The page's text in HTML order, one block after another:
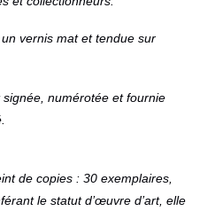
vernis mat et tendue sur
signée, numérotée et fournie
de copies : 30 exemplaires,
le statut d’œuvre d’art, elle